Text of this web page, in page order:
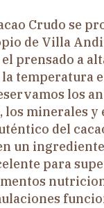
Crudo se
de Villa
prensado a
temperatura
los
los minerales y
del
un
para